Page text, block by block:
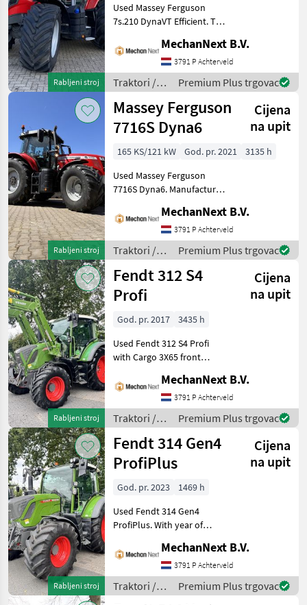
Rabljeni stroj
Used Massey Ferguson
7s.210 DynaVT Efficient. The
has 650 operating hours.
Specifications 50 km/h
540/540E/1000/1000E Air
conditioni
MechanNext B.V.
3791 P Achterveld
Traktori /
Massey
Ferguson
Premium Plus trgovac
Rabljeni stroj
Massey Ferguson
7716S Dyna6
Cijena
na upit
165 KS/121 kW God. pr. 2021
3135 h
Used Massey Ferguson
7716S Dyna6. Manufactured
operating hours.
Specifications Transmission
Dyna6 Autodrive 50 km/h
Suspended front a
MechanNext B.V.
3791 P Achterveld
Traktori /
Massey
Ferguson
Premium Plus trgovac
Rabljeni stroj
Fendt 312 S4
Profi
Cijena
na upit
God. pr. 2017
3435 h
Used Fendt 312 S4 Profi
with Cargo 3X65 front
operating hours and year of
manufacture 2017.
Transmission 40 km/h
version PTO speed: 540 /
540
MechanNext B.V.
3791 P Achterveld
Traktori /
Fendt
Premium Plus trgovac
Rabljeni stroj
Fendt 314 Gen4
ProfiPlus
Cijena
na upit
God. pr. 2023
1469 h
Used Fendt 314 Gen4
ProfiPlus. With year of
469 operating hours.
Specifications Front linkage
Suspended front axle
Suspended cab Compre
MechanNext B.V.
3791 P Achterveld
Traktori /
Fendt
Premium Plus trgovac